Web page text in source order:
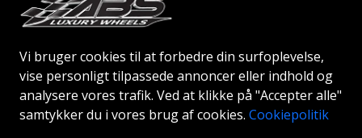
Vi bruger cookies til at forbedre din surfoplevelse,
vise personligt tilpassede annoncer eller indhold og
analysere vores trafik. Ved at klikke på "Accepter alle"
samtykker du i vores brug af cookies. Cookiepolitik
Ansøg om Firmakonto